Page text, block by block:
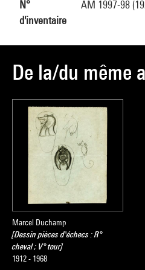
N°
d'inventaire
AM 1997-98
De la/du même
Marcel Duchamp
[Dessin pièces d'échecs : R°
cheval ; V° tour]
1912 - 1968